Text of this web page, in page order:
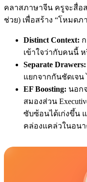
คลาสภาษาจีน ครูจะสื่อ
ช่วย) เพื่อสร้าง “โหมดภ
Distinct Context:
เข้าใจว่ากับคนนี้
Separate Drawers:
แยกจากกันชัดเจ
EF Boosting: นอก
สมองส่วน
ซับซ้อนได้เก่งขึ้น แ
คล่องแคล่วในอน